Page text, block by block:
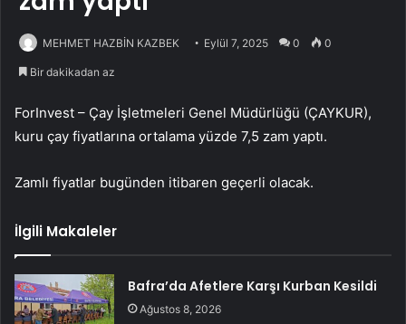
MEHMET HAZBİN KAZBEK Eylül 7, 2025 0 0
Bir dakikadan az
ForInvest – Çay İşletmeleri Genel Müdürlüğü (ÇAYKUR),
kuru çay fiyatlarına ortalama yüzde 7,5 zam yaptı.
Zamlı fiyatlar bugünden itibaren geçerli olacak.
İlgili Makaleler
Bafra’da Afetlere Karşı Kurban Kesildi
Ağustos 8, 2026